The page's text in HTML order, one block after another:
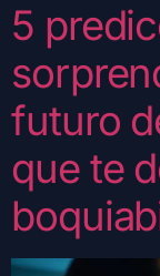
5
futuro
que te